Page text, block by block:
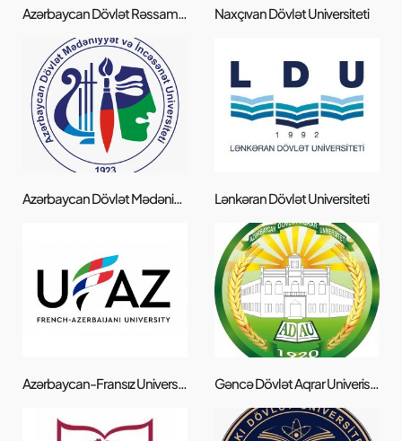
Azərbaycan Dövlət Rəssamlıq Akademiyası Naxçıvan Dövlət Universiteti
Azərbaycan Dövlət Mədəniyyət və İncəsənət Universiteti Lənkəran Dövlət Universiteti
Azərbaycan-Fransız Universiteti (UFAZ) Gəncə Dövlət Aqrar Univeristeti